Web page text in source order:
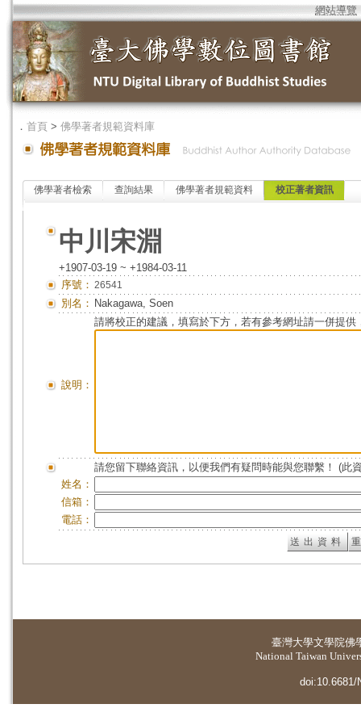
網站導覽
． 首頁 > 佛學著者規範資料庫
佛學著者檢索 查詢結果 佛學著者規範資料 校正著者資訊
中川宋淵
+1907-03-19 ~ +1984-03-11
序號： 26541
別名： Nakagawa, Soen
說明：
請將校正的建議，填寫於下方，若有參考網址請一併提供
請您留下聯絡資訊，以便我們有疑問時能與您聯繫！ (此
姓名：
信箱：
電話：
臺灣大學文學院佛
National Taiwan
doi:10.6681/